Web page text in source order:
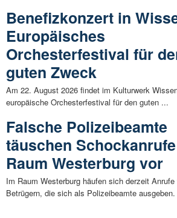
Benefizkonzert in
Europäisches
Orchesterfestival für
guten Zweck
Am 22. August 2026 findet im Kulturwerk
europäische Orchesterfestival für den guten ...
Falsche Polizeibeamte
täuschen
Raum Westerburg vor
Im Raum Westerburg häufen sich derzeit Anrufe
Betrügern, die sich als Polizeibeamte